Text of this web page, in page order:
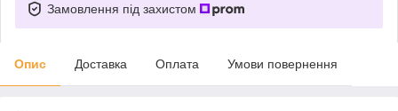
Замовлення під захистом
Опис Доставка Оплата Умови повернення